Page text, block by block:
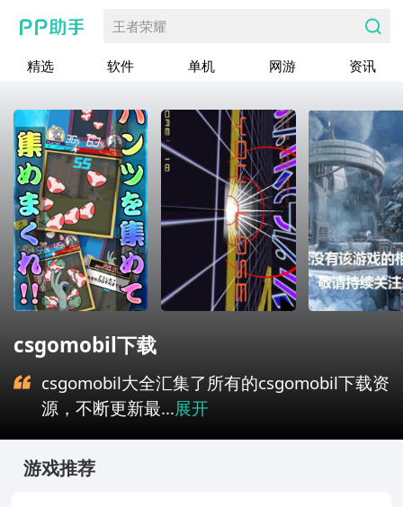
王者荣耀
精选 软件 单机 网游 资讯
csgomobil下载
csgomobil大全汇集了所有的csgomobil下载资
源，不断更新最...展开
游戏推荐